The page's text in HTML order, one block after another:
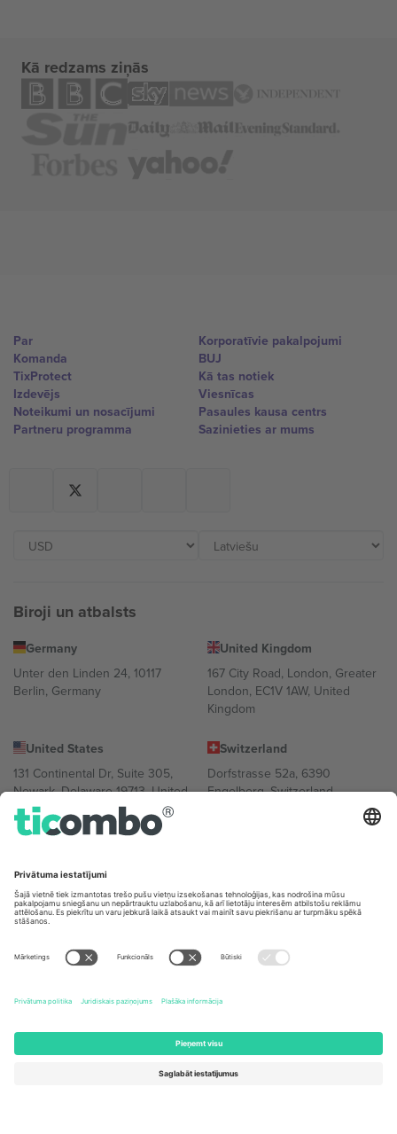
Kā redzams ziņās
Par
Komanda
TixProtect
Izdevējs
Noteikumi un nosacījumi
Partneru programma
Korporatīvie pakalpojumi
BUJ
Kā tas notiek
Viesnīcas
Pasaules kausa centrs
Sazinieties ar mums
Biroji un atbalsts
Germany
Unter den Linden 24, 10117
Berlin, Germany
United Kingdom
167 City Road, London, Greater
London, EC1V 1AW, United
Kingdom
United States
131 Continental Dr, Suite 305,
Newark, Delaware 19713, United
States
Switzerland
Dorfstrasse 52a, 6390
Engelberg, Switzerland
Regus Sofia City West, bul
Totleben 53-55, 1606 Sofia,
Bulgaria
Building A1, Office 302, Dubai,
United Arab Emirates
Ciudad de México, CDMX,
Platformas nodrošinātāja juridiskā persona var atšķirties atkarībā
no atrašanās vietas, notikuma un/vai domēna. Lai iegūtu detalizētu